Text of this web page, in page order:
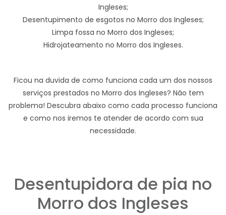
Ingleses;
Desentupimento de esgotos no Morro dos Ingleses;
Limpa fossa no Morro dos Ingleses;
Hidrojateamento no Morro dos Ingleses.
Ficou na duvida de como funciona cada um dos nossos
serviços prestados no Morro dos Ingleses? Não tem
problema! Descubra abaixo como cada processo funciona
e como nos iremos te atender de acordo com sua
necessidade.
Desentupidora de pia no
Morro dos Ingleses